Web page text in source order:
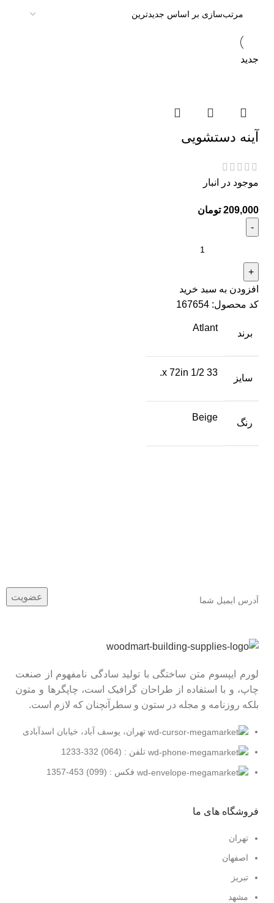
جدید
آینه دستشویی
موجود در انبار
تومان
افزودن به سبد خرید
کد محصول: 167654
برند
Atlant
سایز
33 1/2 x 72in.
رنگ
Beige
لورم ایپسوم متن ساختگی با تولید سادگی نامفهوم از صنعت
چاپ، و با استفاده از طراحان گرافیک است، چاپگرها و متون
بلکه روزنامه و مجله در ستون و سطرآنچنان که لازم است.
تهران، یوسف آباد، خیابان اسدآبادی
تلفن : (064) 332-1233
فکس : (099) 453-1357
فروشگاه های ما
تهران
اصفهان
تبریز
مشهد